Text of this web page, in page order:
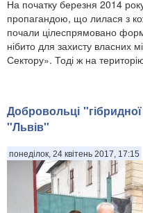
На початку березня 2014
пропагандою, що лилася з
почали цілеспрямовано
нібито для захисту власних
Сектору». Тоді ж на
Добровольці
"Львів"
понеділок, 24 квітень 2017, 17:15